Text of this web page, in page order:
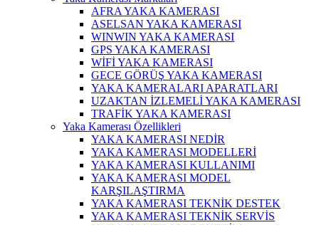
AFRA YAKA KAMERASI
ASELSAN YAKA KAMERASI
WINWIN YAKA KAMERASI
GPS YAKA KAMERASI
WİFİ YAKA KAMERASI
GECE GÖRÜŞ YAKA KAMERASI
YAKA KAMERALARI APARATLARI
UZAKTAN İZLEMELİ YAKA KAMERASI
TRAFİK YAKA KAMERASI
Yaka Kamerası Özellikleri
YAKA KAMERASI NEDİR
YAKA KAMERASI MODELLERİ
YAKA KAMERASI KULLANIMI
YAKA KAMERASI MODEL
KARŞILAŞTIRMA
YAKA KAMERASI TEKNİK DESTEK
YAKA KAMERASI TEKNİK SERVİS